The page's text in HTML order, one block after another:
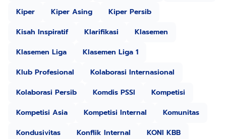
Kiper
Kiper Asing
Kiper Persib
Kisah Inspiratif
Klarifikasi
Klasemen
Klasemen Liga
Klasemen Liga 1
Klub Profesional
Kolaborasi Internasional
Kolaborasi Persib
Komdis PSSI
Kompetisi
Kompetisi Asia
Kompetisi Internal
Komunitas
Kondusivitas
Konflik Internal
KONI KBB